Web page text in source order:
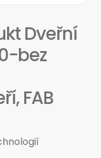
Dveřní
bez
FAB